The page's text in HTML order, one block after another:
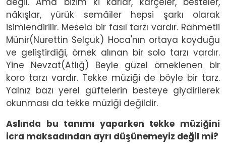
nâkışlar, yürük semâiler hepsi şarkı olarak
isimlendirilir. Mesela bir fasıl tarzı vardır. Rahmetli
Münir(Nurettin Selçuk) Hoca'nın ortaya koyduğu
ve geliştirdiği, örnek alınan bir solo tarzı vardır.
Yine Nevzat(Atlığ) Beyle güzel örneklenen bir
koro tarzı vardır. Tekke müziği de böyle bir tarz.
Yalnız bazı yerel güftelerin besteye giydirilerek
okunması da tekke müziği değildir.
Aslında bu tanımı yaparken tekke müziğini
icra maksadından ayrı düşünemeyiz değil mi?